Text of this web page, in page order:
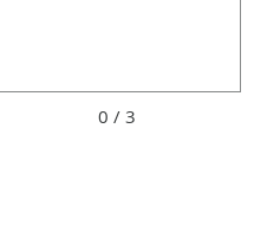
0 / 3